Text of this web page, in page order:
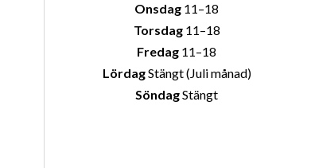
Onsdag 11–18
Torsdag 11–18
Fredag 11–18
LördagStängt (Juli månad)
SöndagStängt